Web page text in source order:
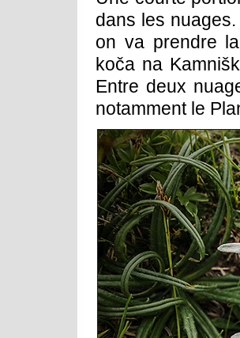
dans les
on va prendre
koča na
Entre deux
notamment le